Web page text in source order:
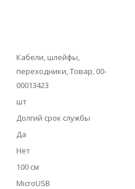
Кабели, шлейфы,
переходники, Товар, 00-
00013423
шт
Долгий срок службы
Да
Нет
100 см
MicroUSB